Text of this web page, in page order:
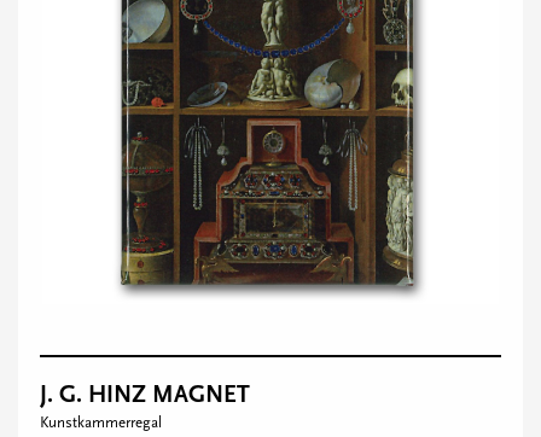
J. G. HINZ MAGNET
Kunstkammerregal